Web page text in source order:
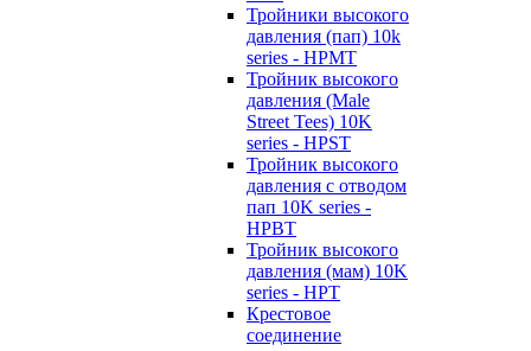
Тройники высокого
давления (пап) 10k
series - HPMT
Тройник высокого
давления (Male
Street Tees) 10K
series - HPST
Тройник высокого
давления с отводом
пап 10K series -
HPBT
Тройник высокого
давления (мам) 10K
series - HPT
Крестовое
соединение